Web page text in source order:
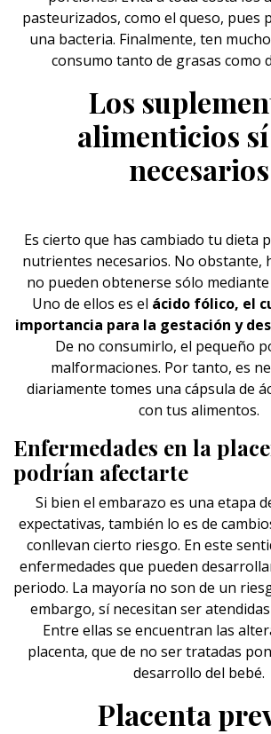
pasteurizados, como el queso, pues
una bacteria. Finalmente, ten
consumo tanto de grasas como
Los
alimenticios
necesarios
Es cierto que has cambiado tu dieta
nutrientes necesarios. No obstante,
no pueden obtenerse sólo
Uno de ellos es el ácido fólico, el
importancia para la gestación y
De no consumirlo, el pequeño
malformaciones. Por tanto, es
diariamente tomes una cápsula de
con tus alimentos.
Enfermedades en la
podrían afectarte
Si bien el embarazo es una etapa
expectativas, también lo es de
conllevan cierto riesgo. En este
enfermedades que pueden
periodo. La mayoría no son de un
embargo, sí necesitan ser
Entre ellas se encuentran las
placenta, que de no ser tratadas
desarrollo del bebé.
Placenta